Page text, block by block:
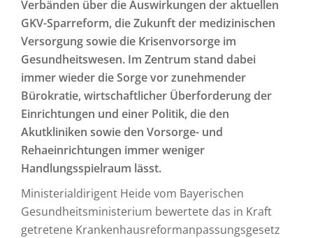
Verbänden über die Auswirkungen der aktuellen
GKV-Sparreform, die Zukunft der medizinischen
Versorgung sowie die Krisenvorsorge im
Gesundheitswesen. Im Zentrum stand dabei
immer wieder die Sorge vor zunehmender
Bürokratie, wirtschaftlicher Überforderung der
Einrichtungen und einer Politik, die den
Akutkliniken sowie den Vorsorge- und
Rehaeinrichtungen immer weniger
Handlungsspielraum lässt.
Ministerialdirigent Heide vom Bayerischen
Gesundheitsministerium bewertete das in Kraft
getretene Krankenhausreformanpassungsgesetz